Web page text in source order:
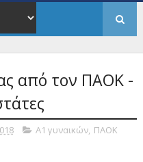
από τον ΠΑΟΚ -
Α1 γυναικών, ΠΑΟΚ